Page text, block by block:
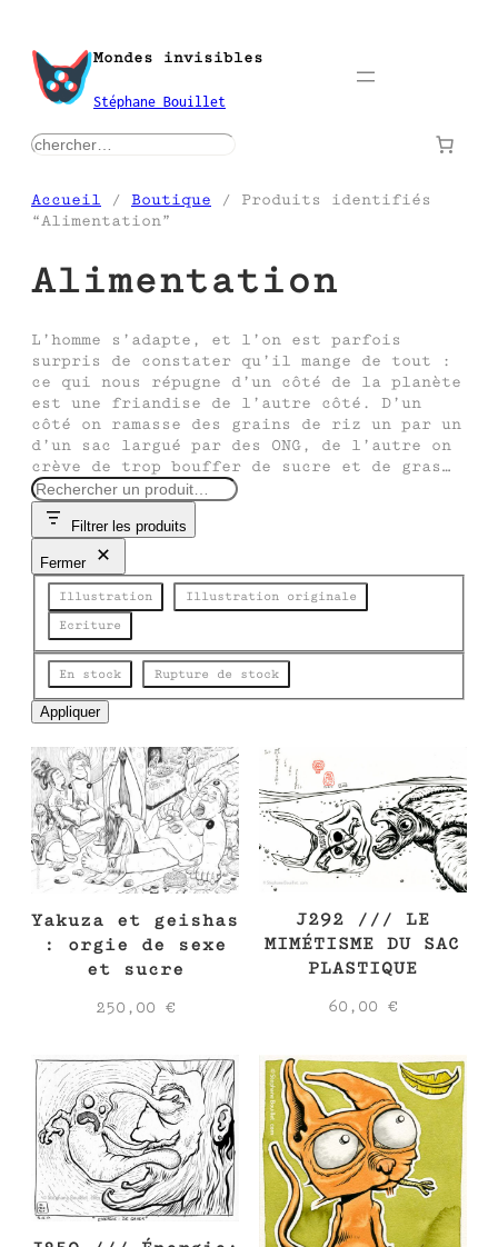
contenu
Mondes invisibles
Stéphane Bouillet
rechercher
Accueil / Boutique / Produits identifiés
“Alimentation”
Alimentation
L’homme s’adapte, et l’on est parfois
surpris de constater qu’il mange de tout :
ce qui nous répugne d’un côté de la planète
est une friandise de l’autre côté. D’un
côté on ramasse des grains de riz un par un
d’un sac largué par des ONG, de l’autre on
crève de trop bouffer de sucre et de gras…
R
e
e
e
Filtrer les produits
Fermer
Catégorie
Illustration
Illustration originale
Ecriture
État
En stock Rupture de stock
Appliquer
Yakuza et geishas
: orgie de sexe
et sucre
250,00 €
J292 /// LE
MIMÉTISME DU SAC
PLASTIQUE
60,00 €